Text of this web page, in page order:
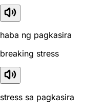
haba ng pagkasira
breaking stress
stress sa pagkasira